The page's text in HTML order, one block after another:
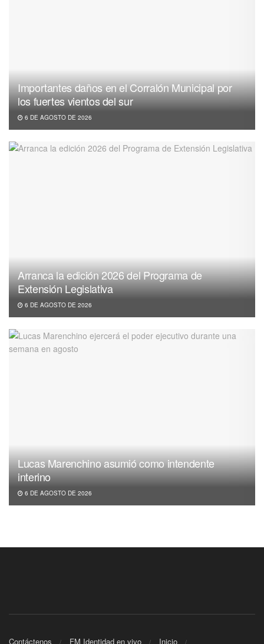
Importantes daños en el Corralón Municipal por
los fuertes vientos del sur
6 DE AGOSTO DE 2026
Arranca la edición 2026 del Programa de
Extensión Legislativa
6 DE AGOSTO DE 2026
Lucas Marenchino asumió como intendente
interino
6 DE AGOSTO DE 2026
Contáctenos FM Identidad en vivo Inicio